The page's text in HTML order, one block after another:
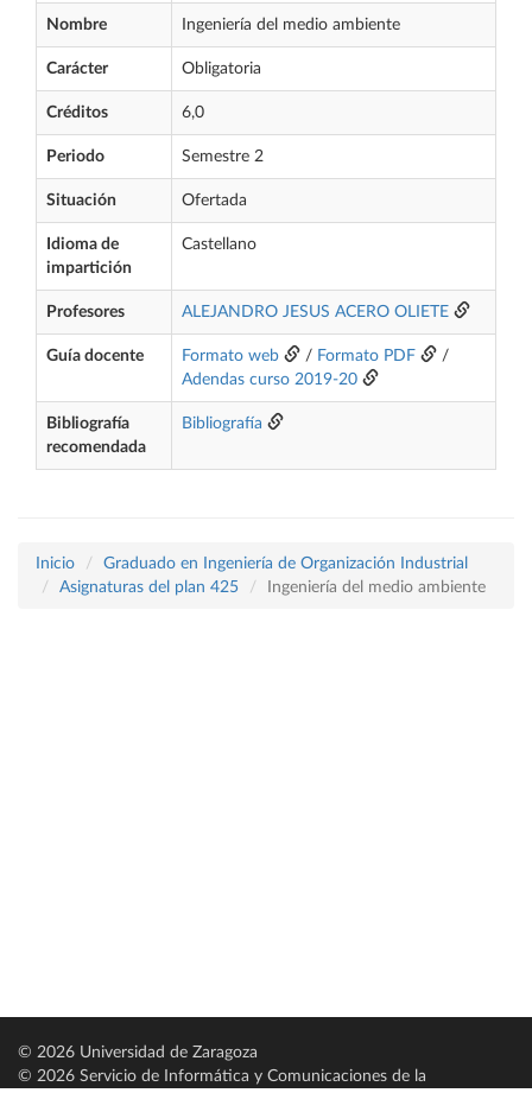
Nombre Ingeniería del medio ambiente
Carácter Obligatoria
Créditos 6,0
Periodo Semestre 2
Situación Ofertada
Idioma de
impartición
Castellano
Profesores ALEJANDRO JESUS ACERO OLIETE
Guía docente Formato web / Formato PDF
/
Adendas curso 2019-20
Bibliografía
recomendada
Bibliografía
Inicio
Graduado en Ingeniería de Organización Industrial
Asignaturas del plan 425
Ingeniería del medio ambiente
© 2026 Universidad de Zaragoza
© 2026 Servicio de Informática y Comunicaciones de la